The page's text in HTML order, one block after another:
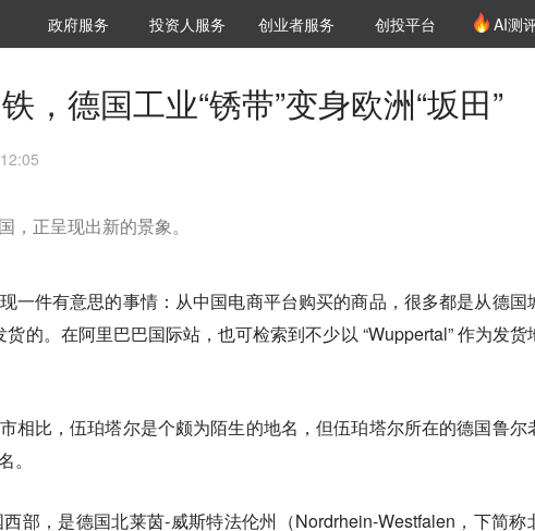
城市之窗
政府服务 VClub投资机构库
投资机构职位推介
投资人服务 创投氪堂
创业者服务 创投平台 AI测
，德国工业“锈带”变身欧洲“坂田”
，正呈现出新的景象。
一件有意思的事情：从中国电商平台购买的商品，很多都是从德国
的。在阿里巴巴国际站，也可检索到不少以 “Wuppertal” 作为发货
相比，伍珀塔尔是个颇为陌生的地名，但伍珀塔尔所在的德国鲁尔
。
部，是德国北莱茵-威斯特法伦州（Nordrhein-Westfalen，下简称